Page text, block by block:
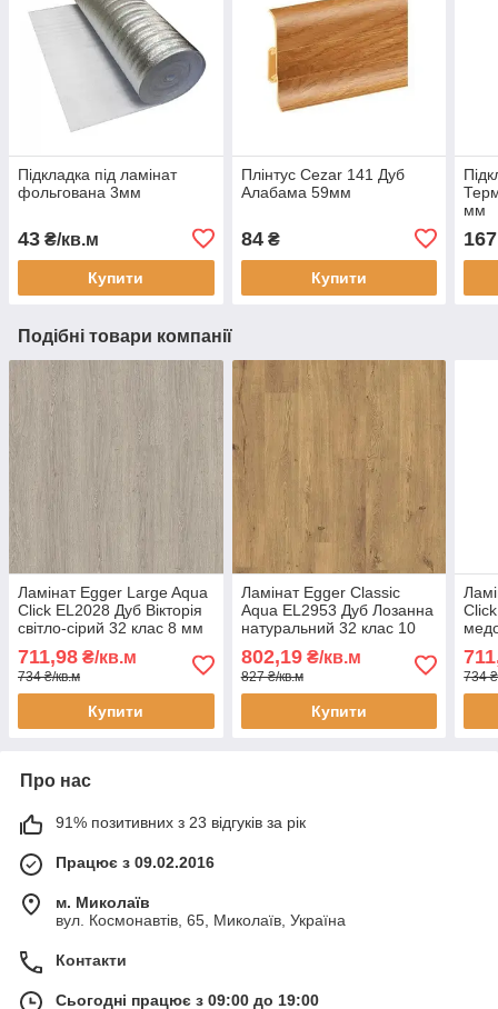
Підкладка під ламінат
фольгована 3мм
43 ₴/кв.м
Купити
Плінтус Cezar 141 Дуб
Алабама 59мм
84₴
Купити
мм
167
Подібні товари компанії
Ламінат Egger Large Aqua
Click EL2028 Дуб Вікторія
світло-сірий 32 клас 8 мм
— вологостійкий 24
години, широка дошка, з
фаскою
711,98 ₴/кв.м
734 ₴/кв.м
Купити
Ламінат Egger Classic
Aqua EL2953 Дуб Лозанна
натуральний 32 клас 10
мм — захист від вологи 24
години, фаска 4V
802,19₴/кв.м
827 ₴/кв.м
Купити
734
Про нас
91% позитивних з 23 відгуків за рік
Працює з 09.02.2016
м. Миколаїв
вул. Космонавтів, 65, Миколаїв, Україна
Контакти
Сьогодні працює з 09:00 до 19:00